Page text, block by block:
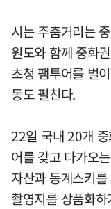
시는 주춤거리는
원도와 함께 중화
초청 팸투어를 벌
동도 펼친다.
22일 국내 20개
어를 갖고 다가오
자산과 동계스키
촬영지를 상품화